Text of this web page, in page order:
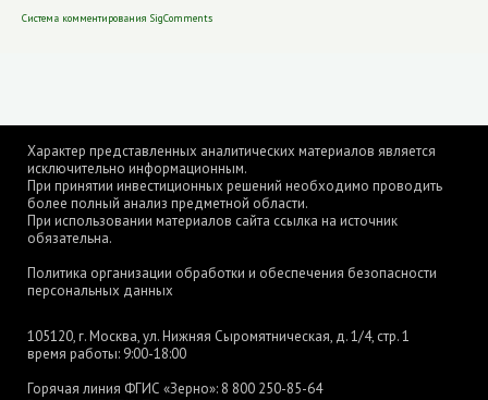
Система комментирования SigComments
Характер представленных аналитических материалов является
исключительно информационным.
При принятии инвестиционных решений необходимо проводить
более полный анализ предметной области.
При использовании материалов сайта ссылка на источник
обязательна.
Политика организации обработки и обеспечения безопасности
персональных данных
105120, г. Москва, ул. Нижняя Сыромятническая, д. 1/4, стр. 1
время работы: 9:00-18:00
Горячая линия ФГИС «Зерно»: 8 800 250-85-64